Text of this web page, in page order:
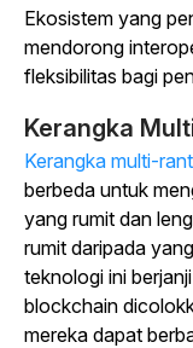
Ekosistem yang
mendorong
fleksibilitas bagi
Kerangka
Kerangka multi-
berbeda untuk
yang rumit dan
rumit daripada
teknologi ini
blockchain
mereka dapat